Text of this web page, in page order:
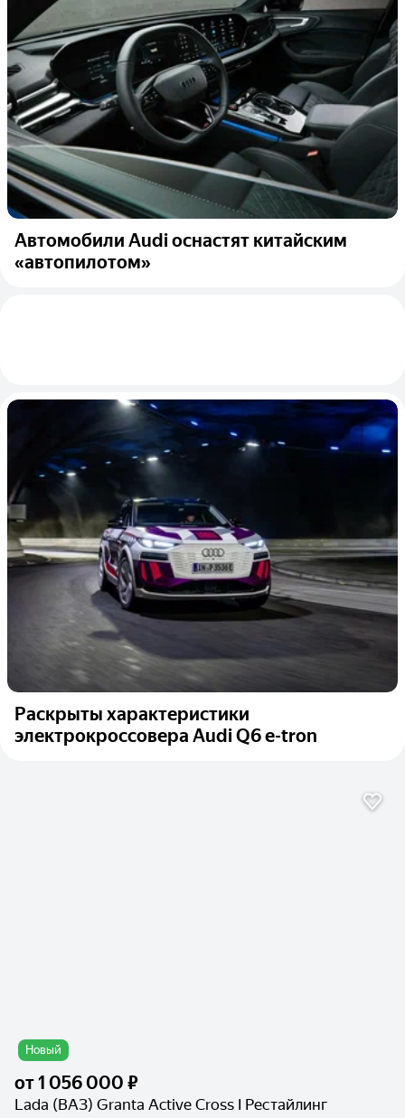
Автомобили Audi оснастят китайским
«автопилотом»
Раскрыты характеристики
электрокроссовера Audi Q6 e-tron
Новый
от1 056 000 ₽
Lada (ВАЗ) Granta Active Cross I Рестайлинг